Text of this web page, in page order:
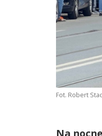
Fot. Robert
Na